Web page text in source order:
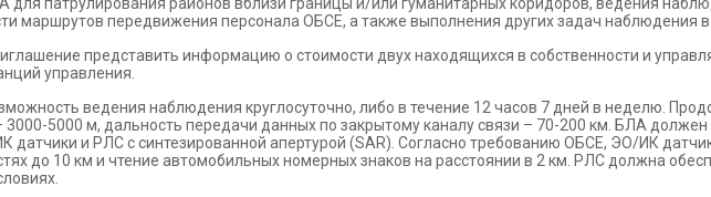
маршрутов передвижения персонала ОБСЕ, а также выполнения других задач наблюдения
представить информацию о стоимости двух находящихся в собственности и
управления.
ведения наблюдения круглосуточно, либо в течение 12 часов 7 дней в неделю.
3000-5000 м, дальность передачи данных по закрытому каналу связи – 70-200 км. БЛА должен
датчики и РЛС с синтезированной апертурой (SAR). Согласно требованию ОБСЕ, ЭО/ИК
до 10 км и чтение автомобильных номерных знаков на расстоянии в 2 км. РЛС должна